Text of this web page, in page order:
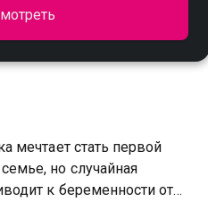
мечтает стать первой
но случайная
к беременности от